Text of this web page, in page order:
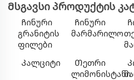
Მსგავსი პროდუქტის
Ჩინური
გრანიტის
ფილები
Ჩინური
მარმარილო
Კალციტი
Თეთრი
ლიმონისტანი